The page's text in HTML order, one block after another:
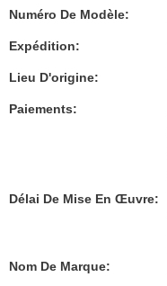
Numéro De Modèle:
Expédition:
Lieu D'origine:
Paiements:
Délai De Mise En Œuvre:
Nom De Marque: